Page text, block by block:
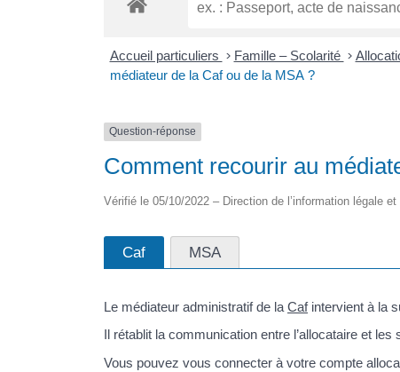
Accueil particuliers > Famille – Scolarité >
médiateur de la Caf ou de la MSA ?
Question-réponse
Comment recourir au
Vérifié le 05/10/2022 – Direction de l’information légale
Caf MSA
Le médiateur administratif de la Cafintervient à la
Il rétablit la communication entre l’allocataire et les
Vous pouvez vous connecter à votre compte